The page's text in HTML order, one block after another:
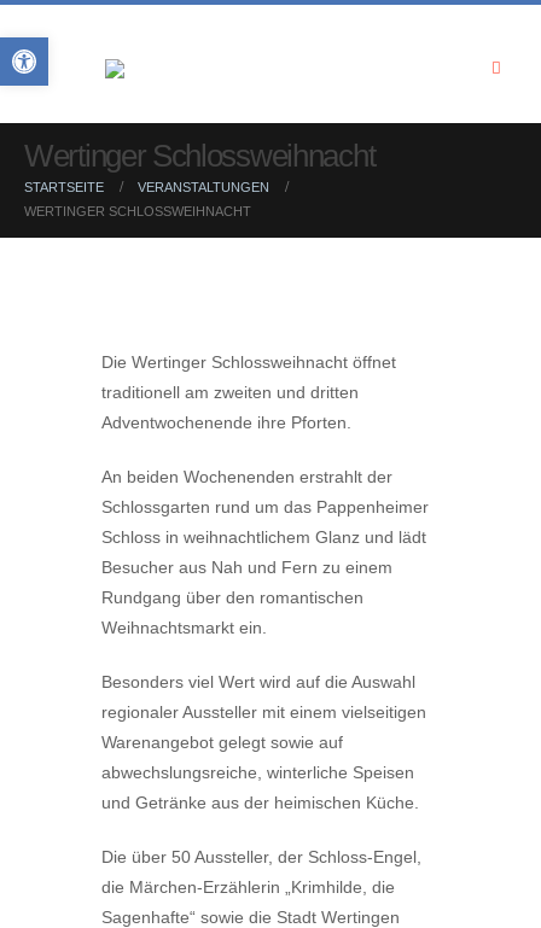
Wertinger Schlossweihnacht
STARTSEITE
VERANSTALTUNGEN
WERTINGER SCHLOSSWEIHNACHT
Die Wertinger Schlossweihnacht öffnet
traditionell am zweiten und dritten
Adventwochenende ihre Pforten.
An beiden Wochenenden erstrahlt der
Schlossgarten rund um das Pappenheimer
Schloss in weihnachtlichem Glanz und lädt
Besucher aus Nah und Fern zu einem
Rundgang über den romantischen
Weihnachtsmarkt ein.
Besonders viel Wert wird auf die Auswahl
regionaler Aussteller mit einem vielseitigen
Warenangebot gelegt sowie auf
abwechslungsreiche, winterliche Speisen
und Getränke aus der heimischen Küche.
Die über 50 Aussteller, der Schloss-Engel,
die Märchen-Erzählerin „Krimhilde, die
Sagenhafte“ sowie die Stadt Wertingen
Open toolbar